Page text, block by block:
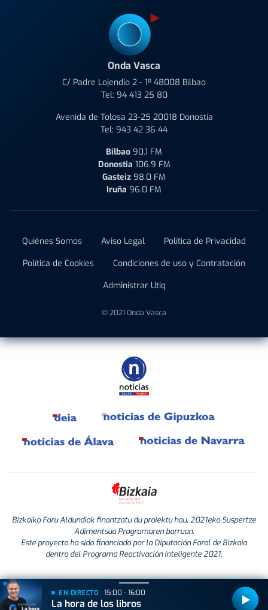
Onda Vasca
C/ Padre Lojendio 2 - 1º 48008 Bilbao
Tel: 94 413 25 80
Avenida de Tolosa 23-25 20018 Donostia
Tel: 943 42 36 44
Bilbao 90.1 FM
Donostia 106.9 FM
Gasteiz 98.0 FM
Iruña 96.0 FM
Quiénes Somos Aviso Legal
Política de Privacidad
Política de Cookies
Condiciones de uso y Contratación
Administrar Utiq
© 2021 Onda Vasca
Bizkaiko Foru Aldundiak finantzatu du proiektu hau, 2021eko Suspertze
Adimentsua Programaren barruan.
Este proyecto ha sido financiado por la Diputación Foral de Bizkaia
dentro del Programa Reactivación Inteligente 2021.
EN DIRECTO 15:00 - 16:00
La hora de los libros